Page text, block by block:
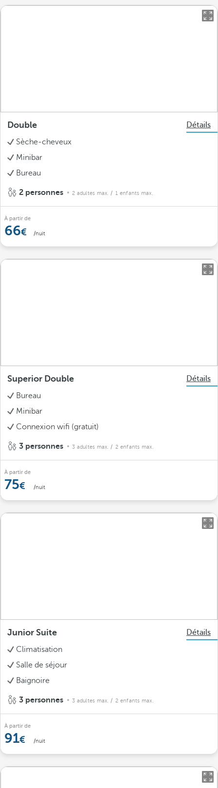
Double
Détails
Sèche-cheveux
Minibar
Bureau
2 personnes 2 adultes max. / 1 enfants max.
À partir de
66 /nuit
Superior Double
Détails
Bureau
Minibar
Connexion wifi (gratuit)
3 personnes 3 adultes max. / 2 enfants max.
À partir de
75 /nuit
Junior Suite
Détails
Climatisation
Salle de séjour
Baignoire
3 personnes 3 adultes max. / 2 enfants max.
À partir de
91 /nuit